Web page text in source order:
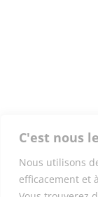
C'est nous
Nous utilisons
efficacement et